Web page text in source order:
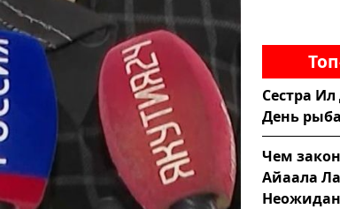
Сестра
День
Чем
Айаала